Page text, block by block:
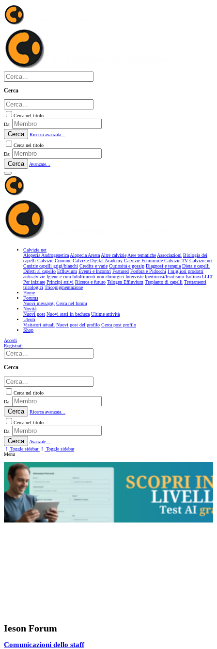
Cerca
Cerca nel titolo
Da:
Cerca
Ricerca avanzata...
Cerca nel titolo
Da:
Cerca Avanzate...
Calvizie.net
Alopecia AndrogeneticaAlopecia AreataAltre calvizieAree tematicheAssociazioni Biologia dei
capelli Calvizie Comune Calvizie Digital Academy Calvizie Femminile Calvizie TV Calvizie.net
Canizie capelli grigi/bianchi Credits e varie Curiosità e gossip Diagnosi e terapia Dieta e capelli
Difetti al capello Effluvium Eventi e Incontri Featured Forfora e Pidocchi I migliori prodotti
anticalvizie Igiene e cura Infoltimenti non chirurgici Interviste Ipertricosi/Irsutismo Isolinea LLLT
Per iniziare Principi attivi Ricerca e futuro Telogen Effluvium Trapianto di capelli Trattamenti
tricologici Tricopigmentazione
Home
Forums
Nuovi messaggi Cerca nel forum
Novità
Nuovi post Nuovi stati in bacheca Ultime attività
Utenti
Visitatori attuali Nuovi post del profilo Cerca post profilo
Shop
Accedi
Registrati
Cerca
Cerca nel titolo
Da:
Cerca
Ricerca avanzata...
Cerca nel titolo
Da:
Cerca
Avanzate...
Toggle sidebar
Toggle sidebar
Menu
Ieson Forum
Comunicazioni dello staff